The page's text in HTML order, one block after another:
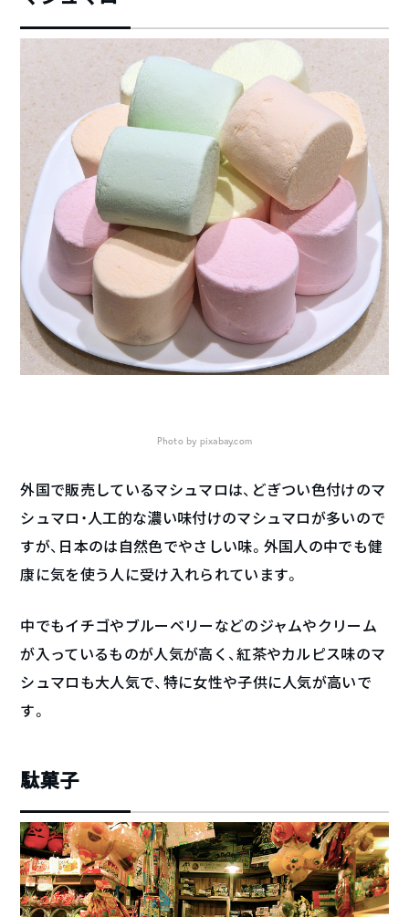
Photo by pixabay.com
外国で販売しているマシュマロは、どぎつい色付けのマ
シュマロ・人工的な濃い味付けのマシュマロが多いので
すが、日本のは自然色でやさしい味。外国人の中でも健
康に気を使う人に受け入れられています。
中でもイチゴやブルーベリーなどのジャムやクリーム
が入っているものが人気が高く、紅茶やカルピス味のマ
シュマロも大人気で、特に女性や子供に人気が高いで
す。
駄菓子